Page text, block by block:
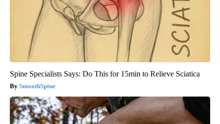
Spine Specialists Says: Do This for 15min to Relieve Sciatica
SmoothSpine